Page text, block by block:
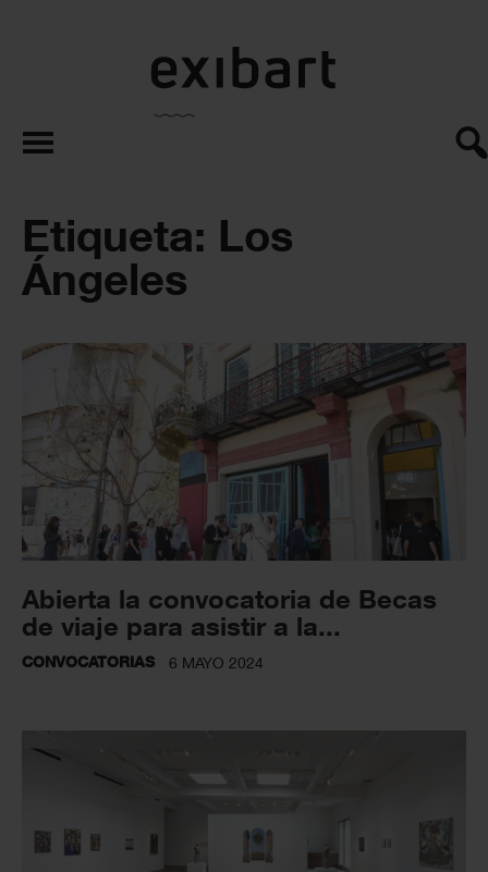
exibart.es
Etiqueta: Los
Ángeles
Abierta la convocatoria de Becas
de viaje para asistir a la...
CONVOCATORIAS 6 MAYO 2024